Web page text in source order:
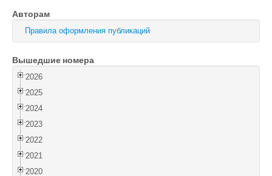
Оптика и спектроскопия
Поиск
Войти
Авторам
Правила оформления публикаций
Вышедшие номера
2026
2025
2024
2023
2022
2021
2020